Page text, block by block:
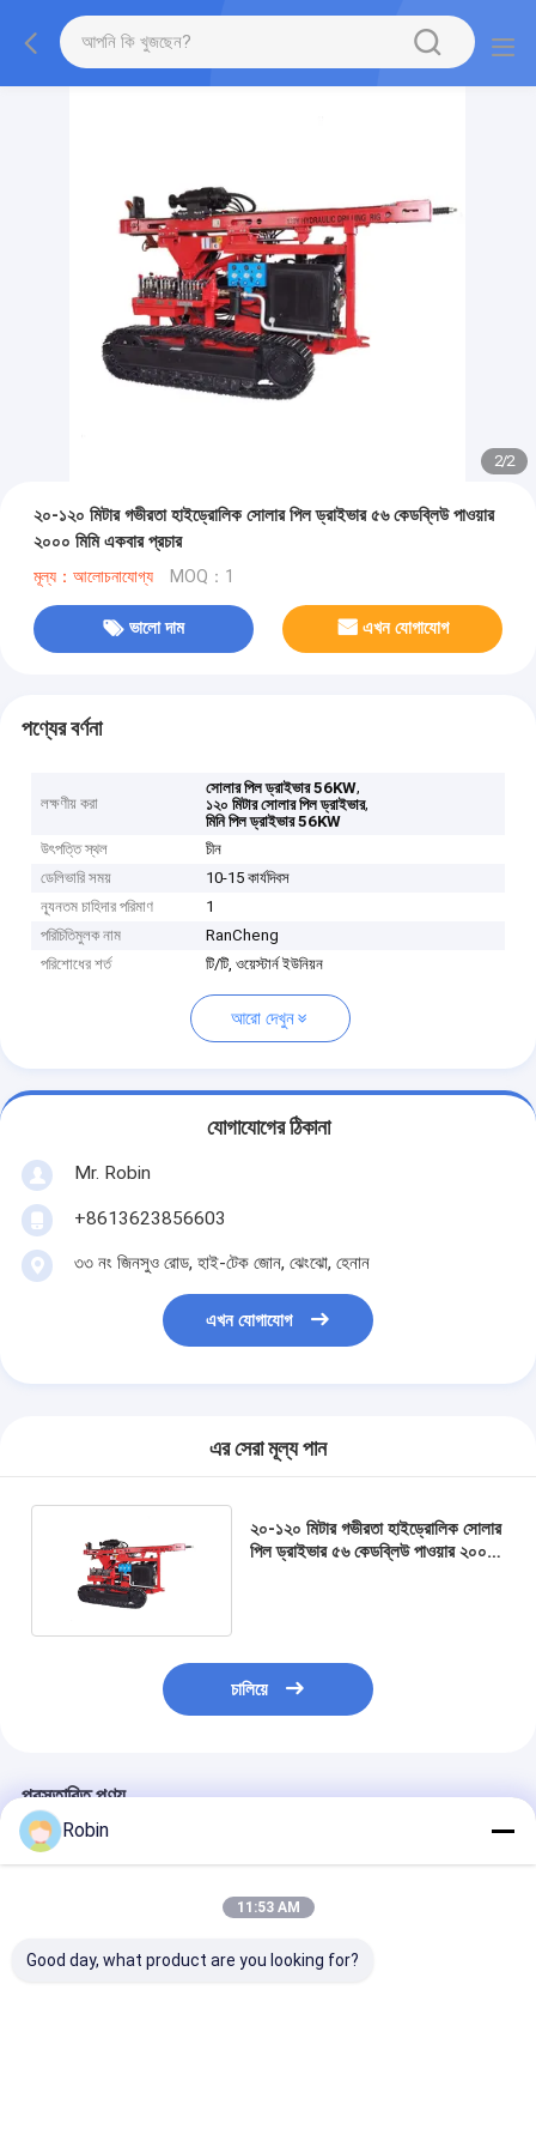
2/2
২০-১২০ মিটার গভীরতা হাইড্রোলিক সোলার পিল ড্রাইভার ৫৬ কেডব্লিউ পাওয়ার
২০০০ মিমি একবার প্রচার
মূল্য：আলোচনাযোগ্য MOQ：1
ভালো দাম এখন যোগাযোগ
পণ্যের বর্ণনা
লক্ষণীয় করা
সোলার পিল ড্রাইভার 56KW,
১২০ মিটার সোলার পিল ড্রাইভার,
মিনি পিল ড্রাইভার 56KW
উৎপত্তি স্থল
চীন
ডেলিভারি সময়
10-15 কার্যদিবস
ন্যূনতম চাহিদার পরিমাণ
1
পরিচিতিমুলক নাম
RanCheng
পরিশোধের শর্ত
টি/টি, ওয়েস্টার্ন ইউনিয়ন
আরো দেখুন
যোগাযোগের ঠিকানা
Mr. Robin
+8613623856603
৩৩ নং জিনসুও রোড, হাই-টেক জোন, ঝেংঝো, হেনান
এখন যোগাযোগ
এর সেরা মূল্য পান
২০-১২০ মিটার গভীরতা হাইড্রোলিক সোলার
পিল ড্রাইভার ৫৬ কেডব্লিউ পাওয়ার ২০০০
চালিয়ে
প্রস্তাবিত পণ্য
Robin
11:53 AM
Good day, what product are you looking for?